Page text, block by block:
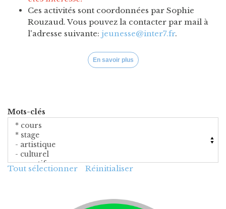
Ces activités sont coordonnées par Sophie
Rouzaud. Vous pouvez la contacter par mail à
l'adresse suivante: jeunesse@inter7.fr.
En savoir plus
Mots-clés
Tout sélectionner Réinitialiser